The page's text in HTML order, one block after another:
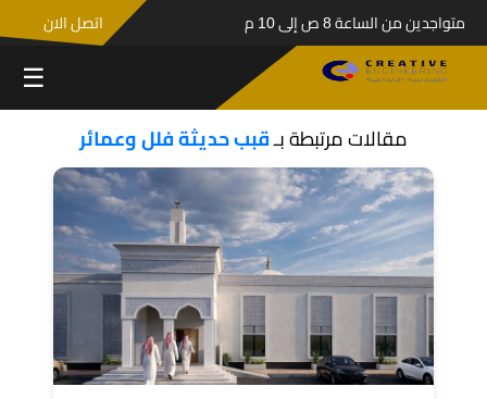
متواجدين من الساعة 8 ص إلى 10 م اتصل الان
☰
مقالات مرتبطة بـقبب حديثة فلل وعمائر